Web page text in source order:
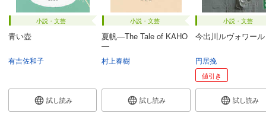
小説・文芸
青い壺
有吉佐和子
試し読み
小説・文芸
夏帆―The Tale of KAHO
―
村上春樹
試し読み
小説・文芸
今出川ルヴォワール
円居挽
値引き
試し読み